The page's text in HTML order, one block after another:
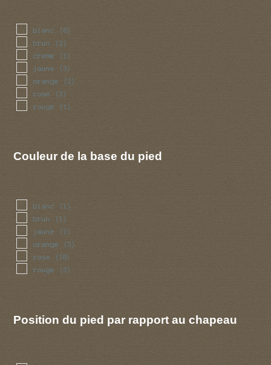
blanc (6)
brun (2)
creme (1)
jaune (3)
orange (2)
rose (3)
rouge (1)
Couleur de la base du pied
blanc (1)
brun (1)
jaune (1)
orange (3)
rose (10)
rouge (3)
Position du pied par rapport au chapeau